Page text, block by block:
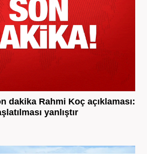
dakika Rahmi Koç açıklaması:
yanlıştır